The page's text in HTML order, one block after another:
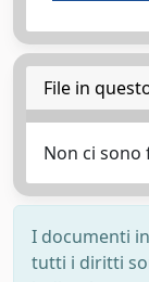
File in
Non ci
I documenti
tutti i diritti